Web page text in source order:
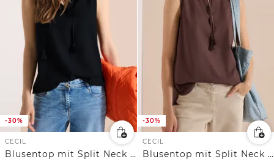
-30%
CECIL
Blusentop mit Split Neck und Bändern
-30%
CECIL
Blusentop mit Split Neck und Bändern